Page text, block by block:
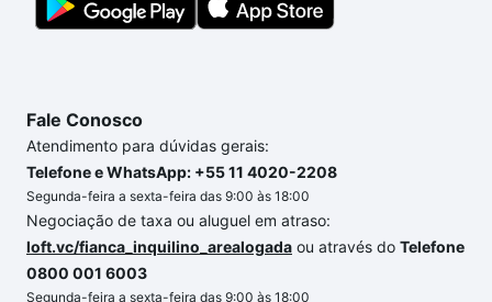
com segurança e conforto. Loft, com você até as
Fale Conosco
Atendimento para dúvidas gerais:
Telefone e WhatsApp: +55 11 4020-2208
Segunda-feira a sexta-feira das 9:00 às 18:00
Negociação de taxa ou aluguel em atraso:
loft.vc/fianca_inquilino_arealogada ou através do Telefone
0800 001 6003
Segunda-feira a sexta-feira das 9:00 às 18:00